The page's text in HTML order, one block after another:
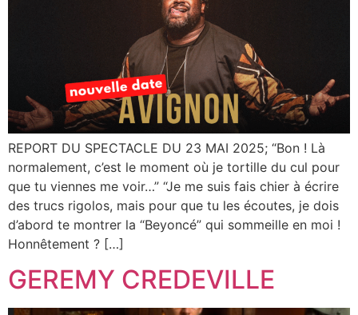
REPORT DU SPECTACLE DU 23 MAI 2025; “Bon ! Là
normalement, c’est le moment où je tortille du cul pour
que tu viennes me voir…” “Je me suis fais chier à écrire
des trucs rigolos, mais pour que tu les écoutes, je dois
d’abord te montrer la “Beyoncé” qui sommeille en moi !
Honnêtement ? […]
GEREMY CREDEVILLE